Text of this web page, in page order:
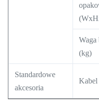
Waga
(kg)
Standardowe
akcesoria
Kabel